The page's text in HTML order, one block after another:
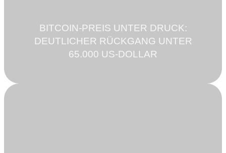
BITCOIN-PREIS UNTER DRUCK:
DEUTLICHER RÜCKGANG UNTER
65.000 US-DOLLAR